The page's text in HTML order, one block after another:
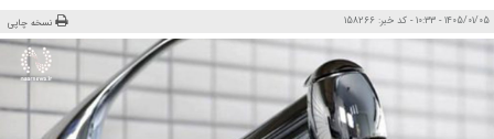
1405/01/05 - 10:33 - کد خبر: 158266 نسخه چاپی